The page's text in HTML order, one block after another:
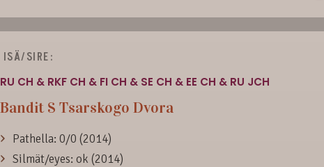
ISÄ/SIRE:
RU CH & RKF CH & FI CH & SE CH & EE CH & RU JCH
Bandit S Tsarskogo Dvora
Pathella: 0/0 (2014)
Silmät/eyes: ok (2014)